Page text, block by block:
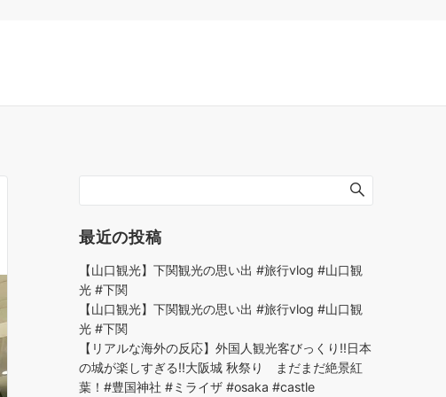
最近の投稿
【山口観光】下関観光の思い出 #旅行vlog #山口観
光 #下関
【山口観光】下関観光の思い出 #旅行vlog #山口観
光 #下関
【リアルな海外の反応】外国人観光客びっくり!!日本
の城が楽しすぎる!!大阪城 秋祭り まだまだ絶景紅
葉！#豊国神社 #ミライザ #osaka #castle